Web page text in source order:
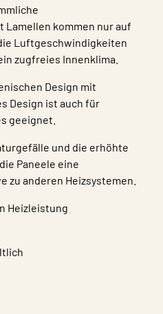
kommen nur auf
Luftgeschwindigkeiten
zugfreies Innenklima.
Design mit
Design ist auch für
geeignet.
und die erhöhte
Paneele eine
anderen Heizsystemen.
Heizleistung